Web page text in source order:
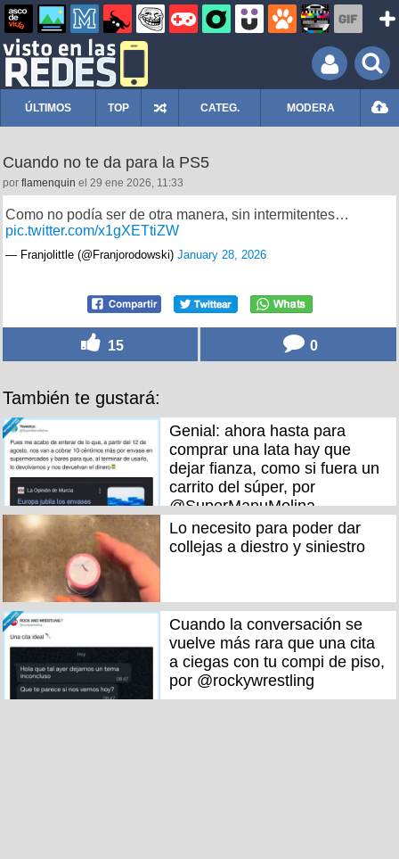
ÚLTIMOS TOP CATEG. MODERA
Cuando no te da para la PS5
por flamenquin el 29 ene 2026, 11:33
Como no podía ser de otra manera, sin intermitentes…
pic.twitter.com/x1gXETtiZW
— Franjolittle (@Franjorodowski) January 28, 2026
15 0
También te gustará:
Genial: ahora hasta para
comprar una lata hay que
dejar fianza, como si fuera un
carrito del súper, por
@SuperManuMolina
Lo necesito para poder dar
collejas a diestro y siniestro
Cuando la conversación se
vuelve más rara que una cita
a ciegas con tu compi de piso,
por @rockywrestling